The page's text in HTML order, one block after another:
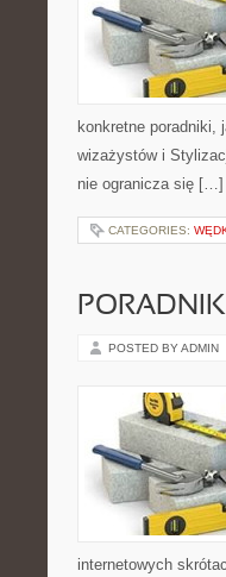
konkretne poradniki,
wizażystów i
nie ogranicza się […]
CATEGORIES:
POSTED BY ADMIN
internetowych